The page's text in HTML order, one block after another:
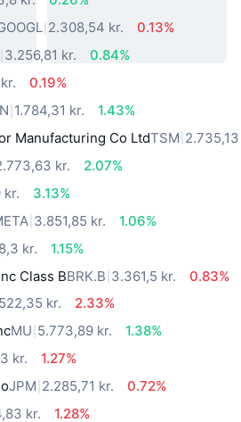
2.308,54 kr.
0.13%
3.256,81 kr.
0.84%
0.19%
1.784,31 kr.
1.43%
Manufacturing Co LtdTSM
kr.
2.07%
kr.
3.13%
3.851,85 kr.
1.06%
kr.
1.15%
Class BBRK.B 3.361,5 kr.
0.83%
kr.
2.33%
MU 5.773,89 kr.
1.38%
kr.
1.27%
JPM 2.285,71 kr.
0.72%
kr. 1.28%